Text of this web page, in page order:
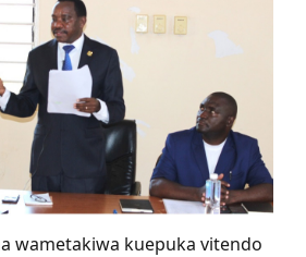
wametakiwa kuepuka vitendo